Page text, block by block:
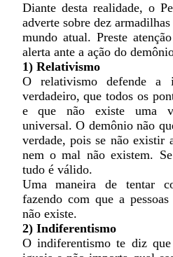
Diante desta realidade, o
adverte sobre dez
mundo atual. Preste
alerta ante a ação do
1) Relativismo
O relativismo defende a
verdadeiro, que todos os
e que não existe uma
universal. O demônio não
verdade, pois se não existir
nem o mal não existem.
tudo é válido.
Uma maneira de tentar
fazendo com que a
não existe.
2) Indiferentismo
O indiferentismo te diz